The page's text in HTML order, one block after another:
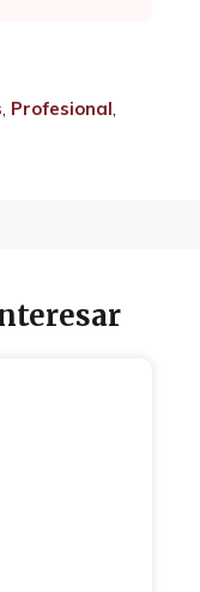
, Profesional,